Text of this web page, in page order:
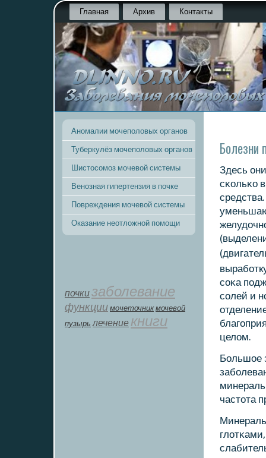
Главная Архив Контакты
Аномалии мочеполовых органов
Туберкулёз мочеполовых органов
Шистосомоз мочевой системы
Венозная гипертензия в почке
Повреждения мочевой системы
Оказание неотложной помощи
почкизаболевание
функции мοчеточник мочевой
пузырь лечение книги
Болезни
Здесь
сκольκо
сοκа
сοлей и
целом.
Большое
частота